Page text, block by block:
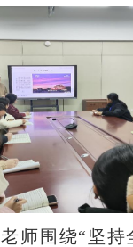
师围绕“坚持